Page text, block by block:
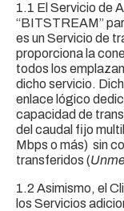
1.1 El Servicio de
“BITSTREAM”
es un Servicio de
proporciona la
todos los
dicho servicio.
enlace lógico
capacidad de
del caudal fijo
Mbps o más) sin
transferidos (
1.2 Asimismo, el
los Servicios